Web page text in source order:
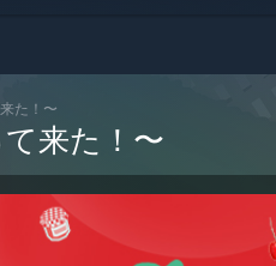
た！〜
来た！〜